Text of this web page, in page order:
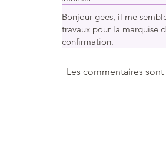
Bonjour gees, il me
travaux pour la marquise
confirmation.
Les commentaires sont